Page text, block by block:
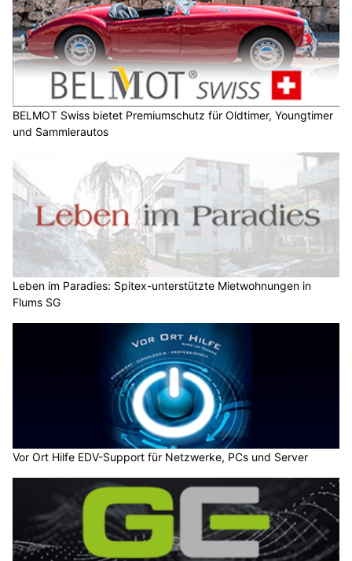
BELMOT Swiss bietet Premiumschutz für Oldtimer, Youngtimer
und Sammlerautos
Leben im Paradies: Spitex-unterstützte Mietwohnungen in
Flums SG
Vor Ort Hilfe EDV-Support für Netzwerke, PCs und Server